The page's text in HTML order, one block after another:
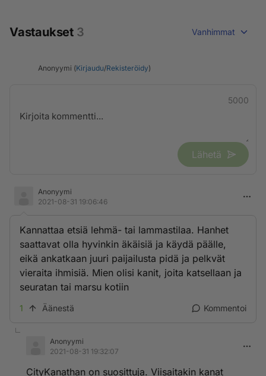
Vastaukset 3 Vanhimmat
Anonyymi (Kirjaudu/Rekisteröidy)
5000
Lähetä
Anonyymi
2021-08-31 19:06:46
Kannattaa etsiä lehmä- tai lammastilaa. Hanhet
saattavat olla hyvinkin äkäisiä ja käydä päälle,
eikä ankatkaan juuri paijailusta pidä ja pelkvät
vieraita ihmisiä. Mien olisi kanit, joita katsellaan ja
seuratan tai marsu kotiin
1 Äänestä Kommentoi
Anonyymi
2021-08-31 19:32:07
CityKanathan on suosittuja. Viisaitakin kanat